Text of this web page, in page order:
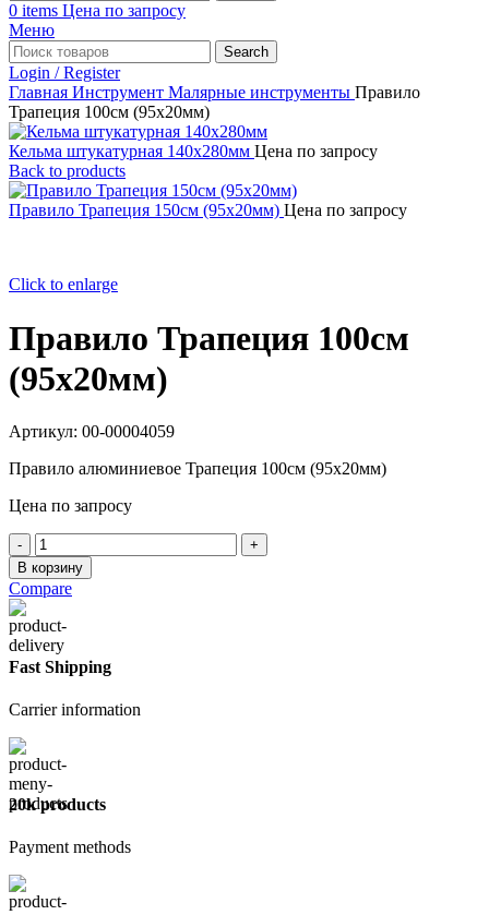
0 items Цена по запросу
Меню
Search
Login / Register
Главная Инструмент Малярные инструменты Правило
Трапеция 100см (95х20мм)
Кельма штукатурная 140x280мм Цена по запросу
Back to products
Правило Трапеция 150см (95х20мм) Цена по запросу
Click to enlarge
Правило Трапеция 100см
(95х20мм)
Артикул: 00-00004059
Правило алюминиевое Трапеция 100см (95х20мм)
Цена по запросу
Количество
товара
Правило
Трапеция
100см
(95х20мм)
В корзину
Compare
Fast Shipping
Carrier information
20k products
Payment methods